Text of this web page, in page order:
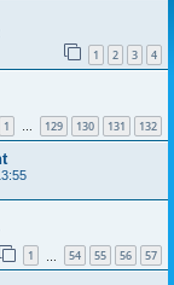
1 2 3 4
1 … 129 130 131 132
1 54 55 56 57